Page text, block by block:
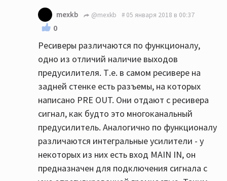
mexkb @mexkb 05 января 2018 в 00:37
0
Ресиверы различаются по функционалу,
одно из отличий наличие выходов
предусилителя. Т.е. в самом ресивере на
задней стенке есть разъемы, на которых
написано PRE OUT. Они отдают с ресивера
сигнал, как будто это многоканальный
предусилитель. Аналогично по функционалу
различаются интегральные усилители - у
некоторых из них есть вход MAIN IN, он
предназначен для подключения сигнала с